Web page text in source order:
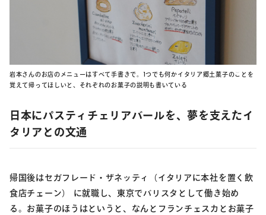
岩本さんのお店のメニューはすべて手書きで。1つでも何かイタリア郷土菓子のことを
覚えて帰ってほしいと、それぞれのお菓子の説明も書いている
日本にパスティチェリアバールを、夢を支えたイ
タリアとの文通
帰国後はセガフレード・ザネッティ（イタリアに本社を置く飲
食店チェーン） に就職し、東京でバリスタとして働き始め
る。お菓子のほうはというと、なんとフランチェスカとお菓子